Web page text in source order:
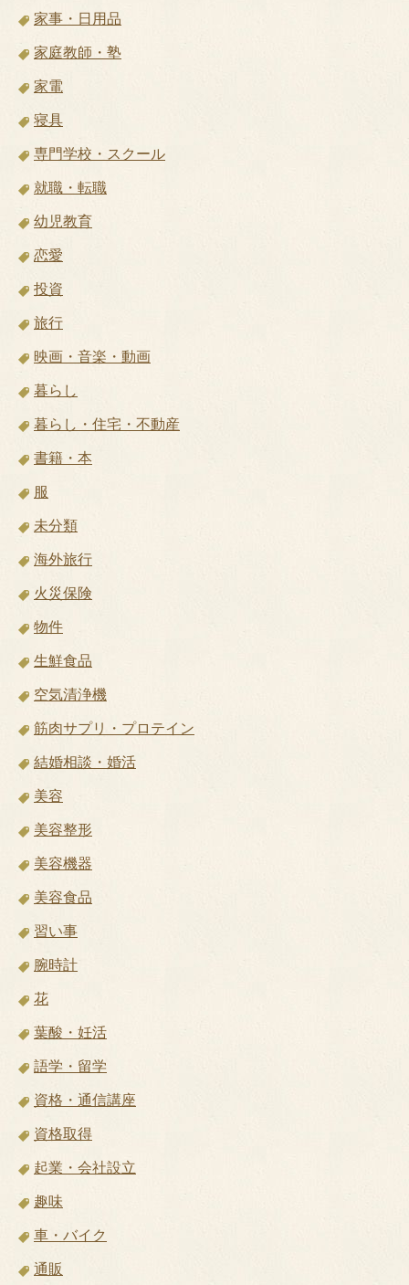
家事・日用品
家庭教師・塾
家電
寝具
専門学校・スクール
就職・転職
幼児教育
恋愛
投資
旅行
映画・音楽・動画
暮らし
暮らし・住宅・不動産
書籍・本
服
未分類
海外旅行
火災保険
物件
生鮮食品
空気清浄機
筋肉サプリ・プロテイン
結婚相談・婚活
美容
美容整形
美容機器
美容食品
習い事
腕時計
花
葉酸・妊活
語学・留学
資格・通信講座
資格取得
起業・会社設立
趣味
車・バイク
通販